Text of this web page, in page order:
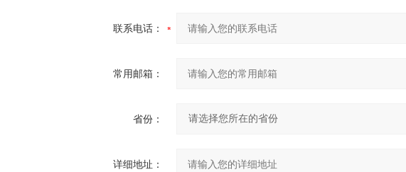
联系电话：
常用邮箱：
省份：
详细地址：